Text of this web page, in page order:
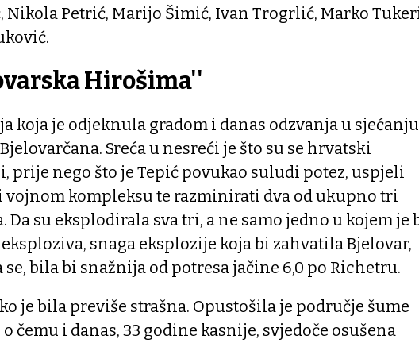
Nikola Petrić, Marijo Šimić, Ivan Trogrlić, Marko
Hirošima''
koja je odjeknula gradom i danas odzvanja u sjećanju
Sreća u nesreći je što su se hrvatski
prije nego što je Tepić povukao suludi potez, uspjeli
kompleksu te razminirati dva od ukupno tri
Da su eksplodirala sva tri, a ne samo jedno u kojem je
eksploziva, snaga eksplozije koja bi zahvatila Bjelovar,
se, bila bi snažnija od potresa jačine 6,0 po Richetru.
je bila previše strašna. Opustošila je područje šume
čemu i danas, 33 godine kasnije, svjedoče osušena